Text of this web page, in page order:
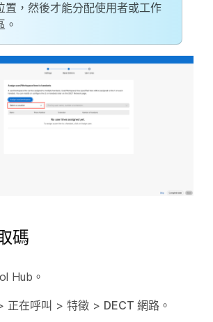
置，然後才能分配使用者或工作
。
碼
Hub。
正在呼叫 > 特徵 > DECT 網路 。